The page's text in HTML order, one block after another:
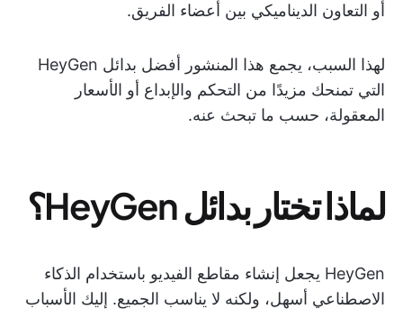
أو التعاون الديناميكي بين أعضاء الفريق.
لهذا السبب، يجمع هذا المنشور أفضل بدائل HeyGen
التي تمنحك مزيدًا من التحكم والإبداع أو الأسعار
المعقولة، حسب ما تبحث عنه.
لماذا تختار بدائل HeyGen؟
HeyGen يجعل إنشاء مقاطع الفيديو باستخدام الذكاء
الاصطناعي أسهل، ولكنه لا يناسب الجميع. إليك الأسباب